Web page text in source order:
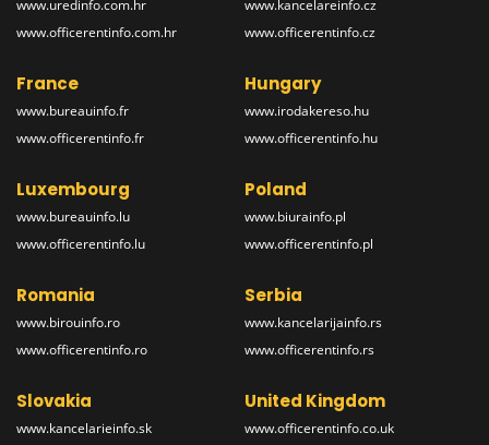
www.uredinfo.com.hr
www.officerentinfo.com.hr
www.kancelareinfo.cz
www.officerentinfo.cz
France
www.bureauinfo.fr
www.officerentinfo.fr
Hungary
www.irodakereso.hu
www.officerentinfo.hu
Luxembourg
www.bureauinfo.lu
www.officerentinfo.lu
Poland
www.biurainfo.pl
www.officerentinfo.pl
Romania
www.birouinfo.ro
www.officerentinfo.ro
Serbia
www.kancelarijainfo.rs
www.officerentinfo.rs
Slovakia
www.kancelarieinfo.sk
United Kingdom
www.officerentinfo.co.uk